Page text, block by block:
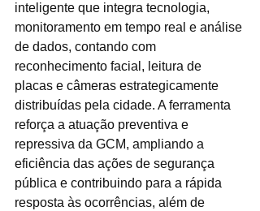
inteligente que integra tecnologia,
monitoramento em tempo real e análise
de dados, contando com
reconhecimento facial, leitura de
placas e câmeras estrategicamente
distribuídas pela cidade. A ferramenta
reforça a atuação preventiva e
repressiva da GCM, ampliando a
eficiência das ações de segurança
pública e contribuindo para a rápida
resposta às ocorrências, além de